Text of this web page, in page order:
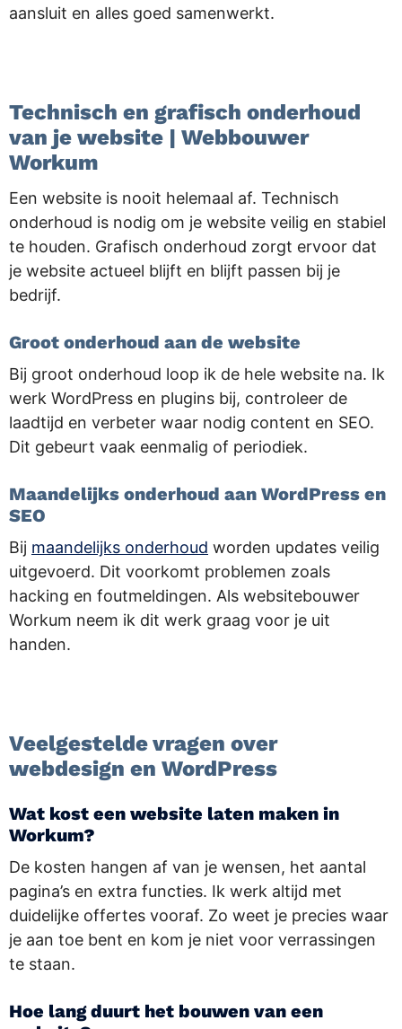
aansluit en alles goed samenwerkt.
Technisch en grafisch onderhoud
van je website | Webbouwer
Workum
Een website is nooit helemaal af. Technisch
onderhoud is nodig om je website veilig en stabiel
te houden. Grafisch onderhoud zorgt ervoor dat
je website actueel blijft en blijft passen bij je
bedrijf.
Groot onderhoud aan de website
Bij groot onderhoud loop ik de hele website na. Ik
werk WordPress en plugins bij, controleer de
laadtijd en verbeter waar nodig content en SEO.
Dit gebeurt vaak eenmalig of periodiek.
Maandelijks onderhoud aan WordPress en
SEO
Bij maandelijks onderhoud worden updates veilig
uitgevoerd. Dit voorkomt problemen zoals
hacking en foutmeldingen. Als websitebouwer
Workum neem ik dit werk graag voor je uit
handen.
Veelgestelde vragen over
webdesign en WordPress
Wat kost een website laten maken in
Workum?
De kosten hangen af van je wensen, het aantal
pagina’s en extra functies. Ik werk altijd met
duidelijke offertes vooraf. Zo weet je precies waar
je aan toe bent en kom je niet voor verrassingen
te staan.
Hoe lang duurt het bouwen van een